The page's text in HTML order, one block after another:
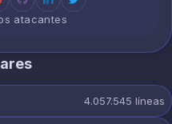
atacantes
4.057.545 líneas